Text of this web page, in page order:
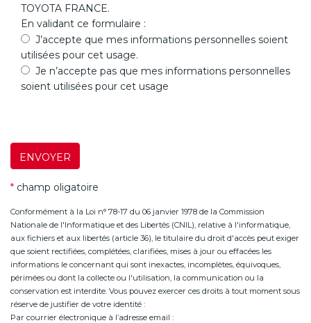
TOYOTA FRANCE.
En validant ce formulaire :
J’accepte que mes informations personnelles soient
utilisées pour cet usage.
Je n’accepte pas que mes informations personnelles
soient utilisées pour cet usage
ENVOYER
* champ oligatoire
Conformément à la Loi n° 78-17 du 06 janvier 1978 de la Commission
Nationale de l'Informatique et des Libertés (CNIL), relative à l'informatique,
aux fichiers et aux libertés (article 36), le titulaire du droit d'accès peut exiger
que soient rectifiées, complétées, clarifiées, mises à jour ou effacées les
informations le concernant qui sont inexactes, incomplètes, équivoques,
périmées ou dont la collecte ou l'utilisation, la communication ou la
conservation est interdite. Vous pouvez exercer ces droits à tout moment sous
réserve de justifier de votre identité :
Par courrier électronique à l’adresse email :